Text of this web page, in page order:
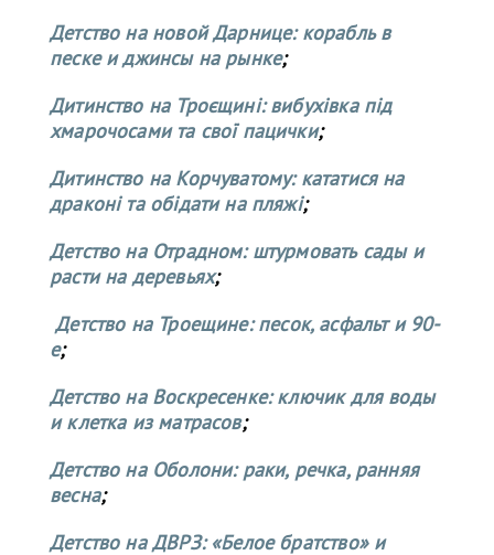
Детство на новой Дарнице: корабль в
песке и джинсы на рынке;
Дитинство на Троєщині: вибухівка під
хмарочосами та свої пацички;
Дитинство на Корчуватому: кататися на
драконі та обідати на пляжі;
Детство на Отрадном: штурмовать сады и
расти на деревьях;
Детство на Троещине: песок, асфальт и 90-
е;
Детство на Воскресенке: ключик для воды
и клетка из матрасов;
Детство на Оболони: раки, речка, ранняя
весна;
Детство на ДВРЗ: «Белое братство» и